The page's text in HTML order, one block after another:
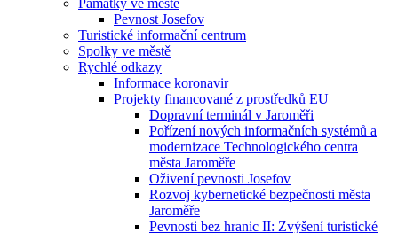
Památky ve městě
Pevnost Josefov
Turistické informační centrum
Spolky ve městě
Rychlé odkazy
Informace koronavir
Projekty financované z prostředků EU
Dopravní terminál v Jaroměři
Pořízení nových informačních systémů a
modernizace Technologického centra
města Jaroměře
Oživení pevnosti Josefov
Rozvoj kybernetické bezpečnosti města
Jaroměře
Pevnosti bez hranic II: Zvýšení turistické